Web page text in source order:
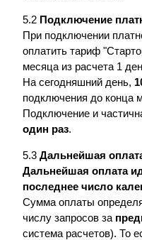
5.2 Подключение
При подключении
оплатить тариф
месяца из расчета 1
На сегодняшний день,
подключения до конца
Подключение и
один раз.
5.3 Дальнейшая
Дальнейшая оплата
последнее число
Сумма оплаты
числу запросов за
система расчетов). То